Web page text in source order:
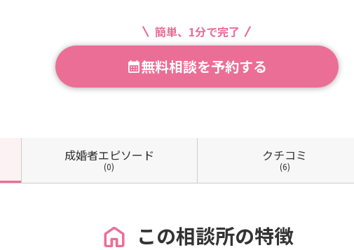
簡単、1分で完了
無料相談を予約する
成婚者エピソード
(0)
クチコミ
(6)
この相談所の特徴